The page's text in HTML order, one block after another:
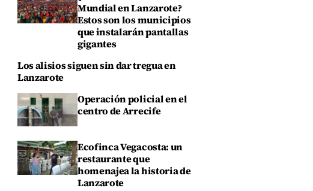
Mundial en Lanzarote?
Estos son los municipios
que instalarán pantallas
gigantes
Los alisios siguen sin dar tregua en
Lanzarote
Operación policial en el
centro de Arrecife
Ecofinca Vegacosta: un
restaurante que
homenajea la historia de
Lanzarote